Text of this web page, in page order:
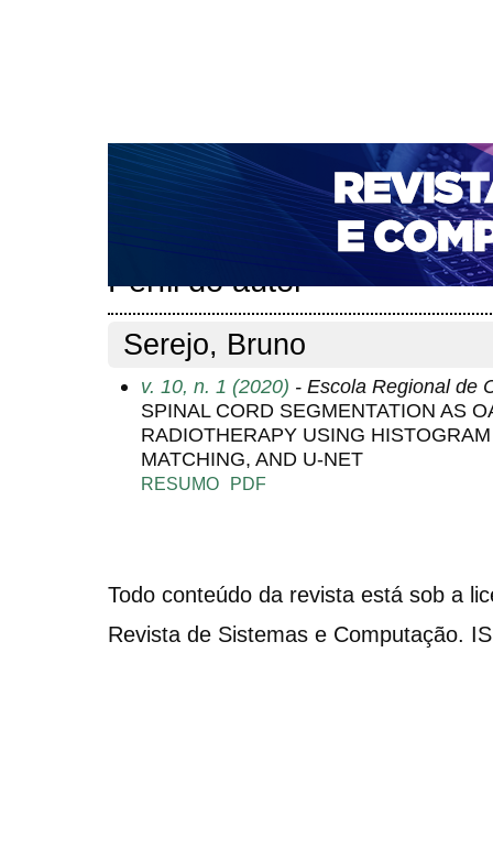
CAPA SOBRE ACESSO CADASTRO
NOTÍCIAS
PORTAL DE REVISTAS DA UNIFACS
PARA AVALIADORES
NOVA SUBMISSÃO
Perfil do autor
Serejo, Bruno
v. 10, n. 1 (2020) - Escola Regional de
SPINAL CORD SEGMENTATION AS
RADIOTHERAPY USING
MATCHING, AND U-NET
RESUMO PDF
Todo conteúdo da revista está sob a
Revista de Sistemas e Computação.